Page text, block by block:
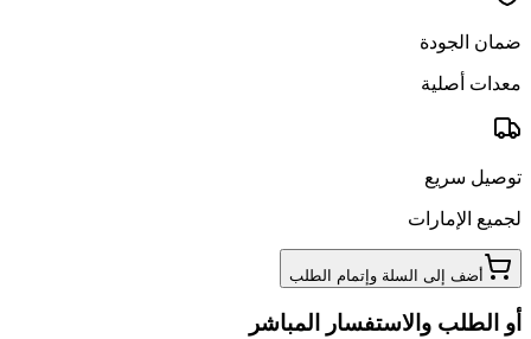
ضمان الجودة
معدات أصلية
توصيل سريع
لجميع الإمارات
أضف إلى السلة وإتمام الطلب
أو الطلب والاستفسار المباشر